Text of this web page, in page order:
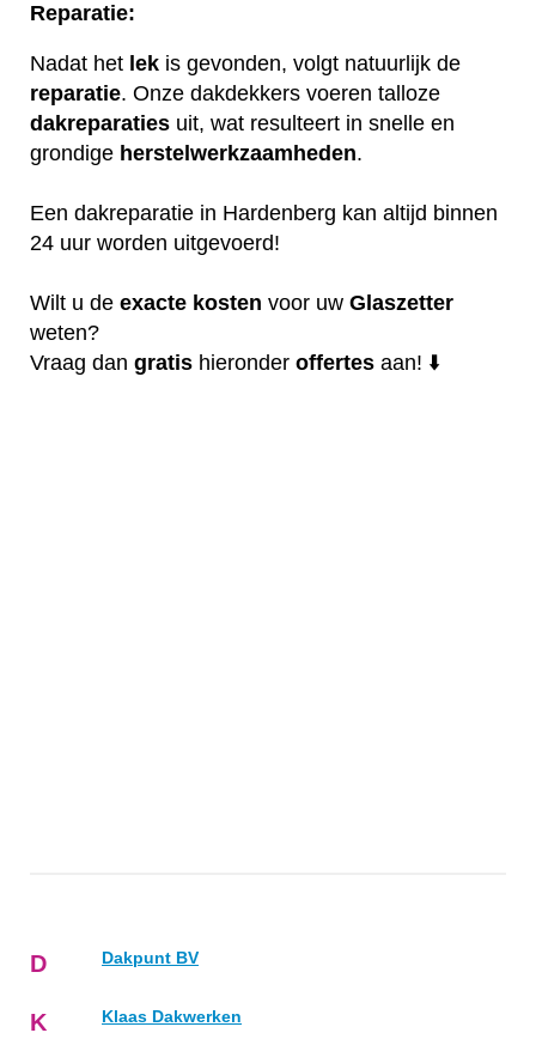
Reparatie:
Nadat het lek is gevonden, volgt natuurlijk de
reparatie. Onze dakdekkers voeren talloze
dakreparaties uit, wat resulteert in snelle en
grondige herstelwerkzaamheden.
Een dakreparatie in Hardenberg kan altijd binnen
24 uur worden uitgevoerd!
Wilt u de exacte kosten voor uw Glaszetter
weten?
Vraag dan gratis hieronder offertes aan! ⬇️
D Dakpunt BV
K Klaas Dakwerken